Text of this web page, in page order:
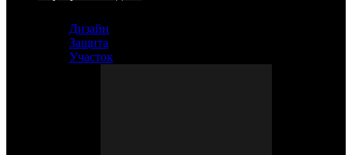
Дизайн
Защита
Участок